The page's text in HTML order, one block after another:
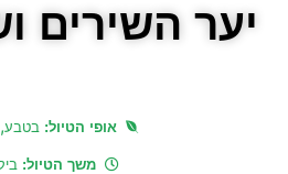
יער השירים
אופי הטיול:בטבע,
משך הטיול: